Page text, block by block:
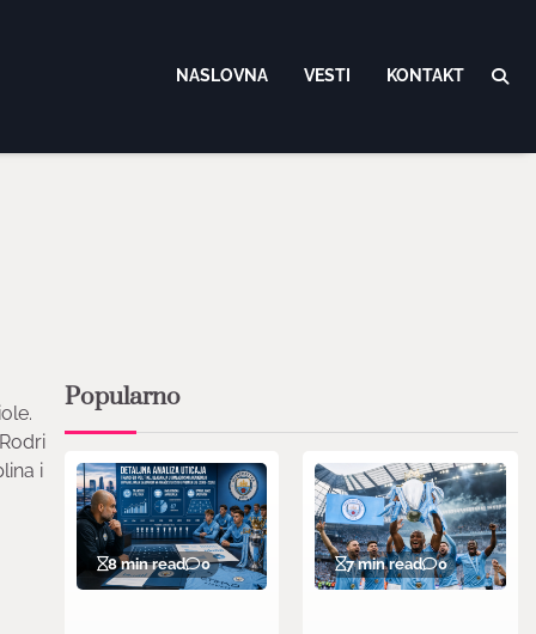
NASLOVNA VESTI KONTAKT
i
Popularno
8 min read 0 7 min read 0